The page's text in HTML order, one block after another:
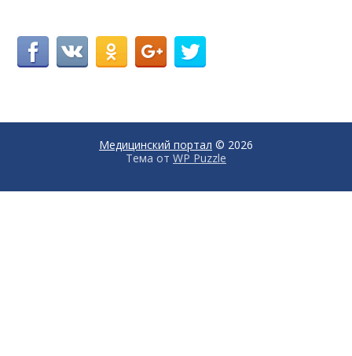
Медицинский портал © 2026
Тема от WP Puzzle